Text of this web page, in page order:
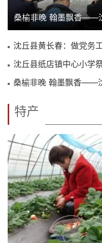
桑榆非晚 翰墨飘香——
沈丘县黄长春：做党务
沈丘县纸店镇中心小学
桑榆非晚 翰墨飘香——
特产